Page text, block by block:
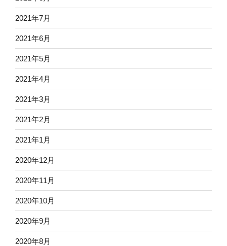
2021年7月
2021年6月
2021年5月
2021年4月
2021年3月
2021年2月
2021年1月
2020年12月
2020年11月
2020年10月
2020年9月
2020年8月